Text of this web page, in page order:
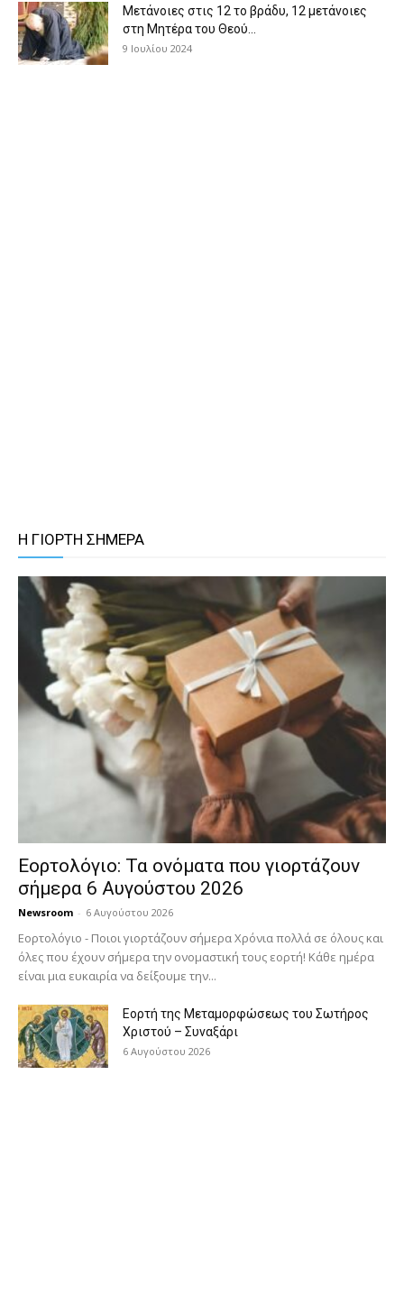
Μετάνοιες στις 12 το βράδυ, 12 μετάνοιες
στη Μητέρα του Θεού...
9 Ιουλίου 2024
Η ΓΙΟΡΤΗ ΣΗΜΕΡΑ
Εορτολόγιο: Τα ονόματα που γιορτάζουν
σήμερα 6 Αυγούστου 2026
Newsroom - 6 Αυγούστου 2026
Εορτολόγιο - Ποιοι γιορτάζουν σήμερα Χρόνια πολλά σε όλους και
όλες που έχουν σήμερα την ονομαστική τους εορτή! Κάθε ημέρα
είναι μια ευκαιρία να δείξουμε την...
Εορτή της Μεταμορφώσεως του Σωτήρος
Χριστού – Συναξάρι
6 Αυγούστου 2026